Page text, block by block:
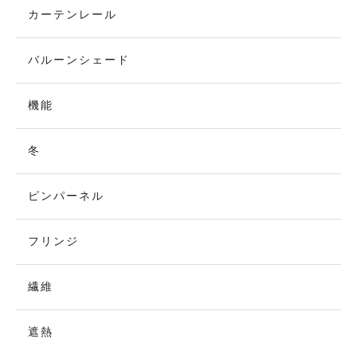
カーテンレール
バルーンシェード
機能
冬
ピンパーネル
フリンジ
繊維
遮熱